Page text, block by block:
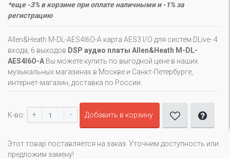
*еще -3% в корзине при оплате наличными и -1% за
регистрацию
Allen&Heath M-DL-AES4I6O-A карта AES3 I/O для систем DLive- 4
входа, 6 выходов DSP аудио платы Allen&Heath M-DL-
AES4I6O-A Вы можете купить по выгодной цене в наших
музыкальных магазинах в Москве и Санкт-Петербурге,
интернет-магазин, доставка по России.
К-во: + - Добавить в корзину
Этот товар поставляется на заказ. Уточним доступность или
предложим замену!